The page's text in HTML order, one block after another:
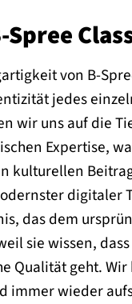
Spree
von B-
jedes
wir uns auf die
Expertise,
kulturellen
digitaler
das dem
sie wissen,
Qualität geht.
immer wieder